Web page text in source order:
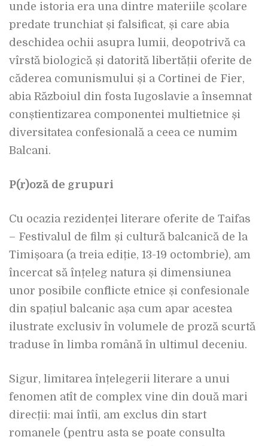
unde istoria era una dintre materiile școlare
predate trunchiat și falsificat, și care abia
deschidea ochii asupra lumii, deopotrivă ca
vîrstă biologică și datorită libertății oferite de
căderea comunismului și a Cortinei de Fier,
abia Războiul din fosta Iugoslavie a însemnat
conștientizarea componentei multietnice și
diversitatea confesională a ceea ce numim
Balcani.
P(r)oză de grupuri
Cu ocazia rezidenței literare oferite de Taifas
– Festivalul de film și cultură balcanică de la
Timișoara (a treia ediție, 13-19 octombrie), am
încercat să înțeleg natura și dimensiunea
unor posibile conflicte etnice și confesionale
din spațiul balcanic așa cum apar acestea
ilustrate exclusiv în volumele de proză scurtă
traduse în limba română în ultimul deceniu.
Sigur, limitarea înțelegerii literare a unui
fenomen atît de complex vine din două mari
direcții: mai întîi, am exclus din start
romanele (pentru asta se poate consulta